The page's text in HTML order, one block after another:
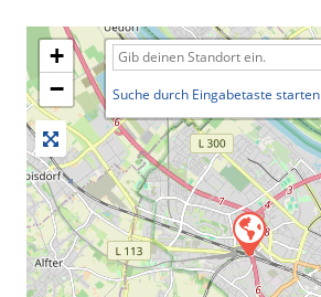
+
−
Suche durch Eingabetaste starten